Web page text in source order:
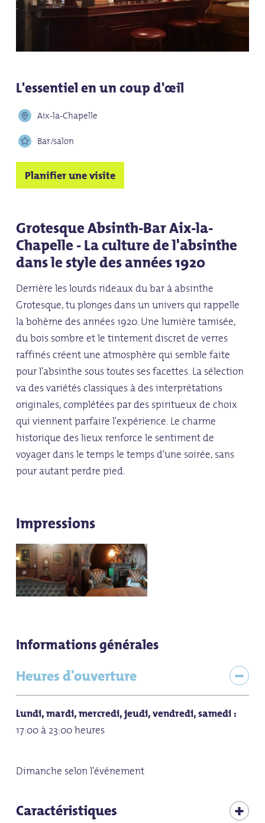
L'essentiel en un coup d'œil
Aix-la-Chapelle
Bar/salon
Planifier une visite
Grotesque Absinth-Bar Aix-la-
Chapelle - La culture de l'absinthe
dans le style des années 1920
Derrière les lourds rideaux du bar à absinthe
Grotesque, tu plonges dans un univers qui rappelle
la bohème des années 1920. Une lumière tamisée,
du bois sombre et le tintement discret de verres
raffinés créent une atmosphère qui semble faite
pour l'absinthe sous toutes ses facettes. La sélection
va des variétés classiques à des interprétations
originales, complétées par des spiritueux de choix
qui viennent parfaire l'expérience. Le charme
historique des lieux renforce le sentiment de
voyager dans le temps le temps d'une soirée, sans
pour autant perdre pied.
Impressions
Informations générales
Heures d'ouverture
Lundi, mardi, mercredi, jeudi, vendredi, samedi :
17:00 à 23:00 heures
Dimanche selon l'événement
Caractéristiques